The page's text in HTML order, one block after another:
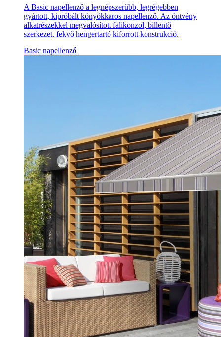
A Basic napellenző a legnépszerűbb, legrégebben
gyártott, kipróbált könyökkaros napellenző. Az öntvény
alkatrészekkel megvalósított falikonzol, billentő
szerkezet, fekvő hengertartó kiforrott konstrukció.
Basic napellenző